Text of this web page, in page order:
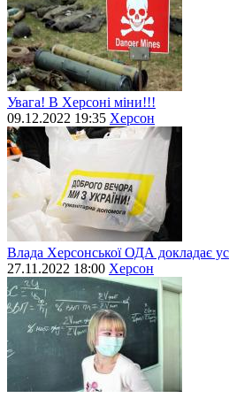
Увага! В Херсоні міни!!!
09.12.2022 19:35 Херсон
Влада Херсонської ОДА докладає
27.11.2022 18:00 Херсон